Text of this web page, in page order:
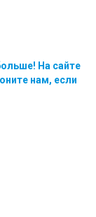
На сайте
нам, если